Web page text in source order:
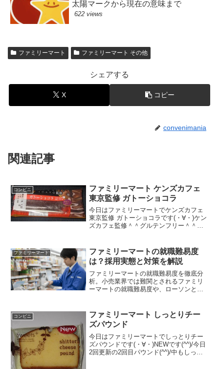
太陽マークから現在の意味まで
622 views
ファミリーマート ファミリーマート その他
シェアする
X コピー
convenimania
関連記事
コンビニ
ファミリーマート ケンズカフェ
東京監修 ガトーショコラ
今日はファミリーマートでケンズカフェ
東京監修 ガトーショコラです(・∀・)ケン
ズカフェ監修＾＾グルテンフリー＾＾今
ーマートでケンズカフェ東京監修のガト
ーショコラが発売...
ファミリーマート
ファミリーマートの就職難易度
は？採用実態と対策を解説
ファミリーマートの就職難易度を徹底分
析。小売業界では難関とされるファミリ
ーマートの就職難易度や、ローソンとの
職の実態、高い平均年収とのトレードオ
フまで、入社後のリアルな情報を知りた
い方は必見です。
コンビニ
ファミリーマート しっとりチー
ズパウンド
今日はファミリーマートでしっとりチー
ズパウンドです(・∀・)NEWです(^^)/今日
2回更新の2回目パウンド(^^)/中もしっと